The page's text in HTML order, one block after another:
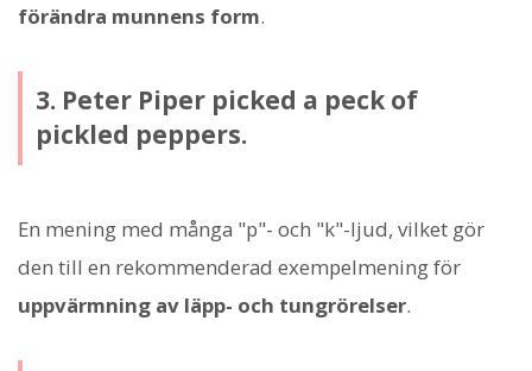
förändra munnens form.
3. Peter Piper picked a peck of
pickled peppers.
En mening med många "p"- och "k"-ljud, vilket gör
den till en rekommenderad exempelmening för
uppvärmning av läpp- och tungrörelser.